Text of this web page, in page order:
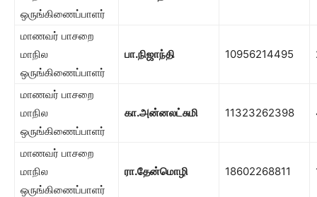
ஒருங்கிணைப்பாளர்
மாணவர் பாசறை
மாநில
ஒருங்கிணைப்பாளர்
பா.நிஜாந்தி 10956214495
மாணவர் பாசறை
மாநில
ஒருங்கிணைப்பாளர்
கா.அன்னலட்சுமி 11323262398
மாணவர் பாசறை
மாநில
ஒருங்கிணைப்பாளர்
ரா.தேன்மொழி 18602268811